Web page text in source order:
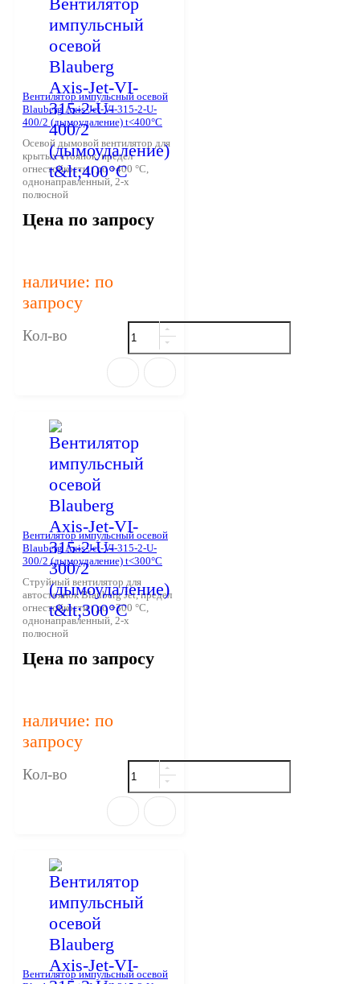
Вентилятор импульсный осевой
Blauberg Axis-Jet-VI-315-2-U-
400/2 (дымоудаление) t<400°С
Осевой дымовой вентилятор для
крытых стоянок, предел
огнестойкости t до +400 °С,
однонаправленный, 2-х
полюсной
Цена по запросу
наличие: по
запросу
Кол-во
Вентилятор импульсный осевой
Blauberg Axis-Jet-VI-315-2-U-
300/2 (дымоудаление) t<300°С
Струйный вентилятор для
автостоянок Blauberg Jet, предел
огнестойкости t до +300 °С,
однонаправленный, 2-х
полюсной
Цена по запросу
наличие: по
запросу
Кол-во
Вентилятор импульсный осевой